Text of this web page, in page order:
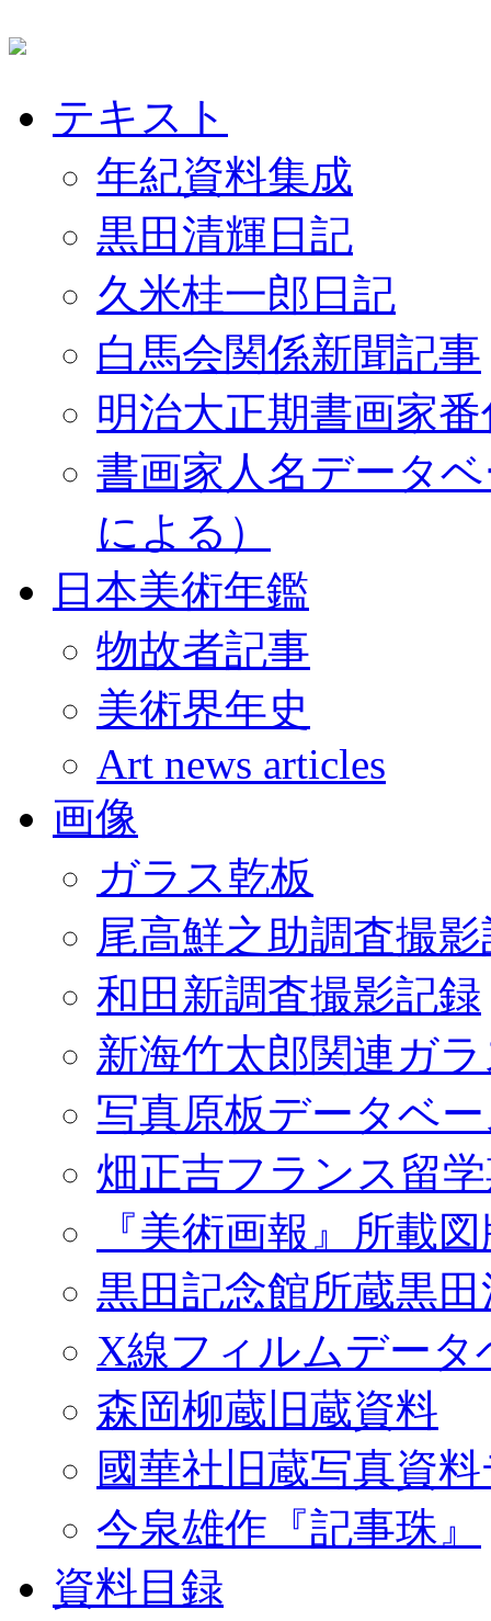
テキスト
年紀資料集成
黒田清輝日記
久米桂一郎日記
白馬会関係新聞記事
明治大正期書画家
書画家人名データ
による）
日本美術年鑑
物故者記事
美術界年史
Art news articles
画像
ガラス乾板
尾高鮮之助調査撮
和田新調査撮影記録
新海竹太郎関連ガ
写真原板データベ
畑正吉フランス留
『美術画報』所載
黒田記念館所蔵黒
X線フィルムデータ
森岡柳蔵旧蔵資料
國華社旧蔵写真資
今泉雄作『記事珠』
資料目録